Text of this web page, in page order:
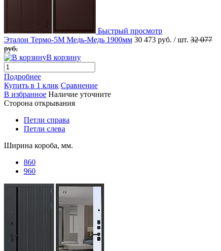
Быстрый просмотр
Эталон Термо-5М Медь-Медь 1900мм 30 473 руб. / шт. 32 077
руб.
В корзину
Подробнее
Купить в 1 клик Сравнение
В избранное Наличие уточните
Сторона открывания
Петли справа
Петли слева
Ширина короба, мм.
860
960